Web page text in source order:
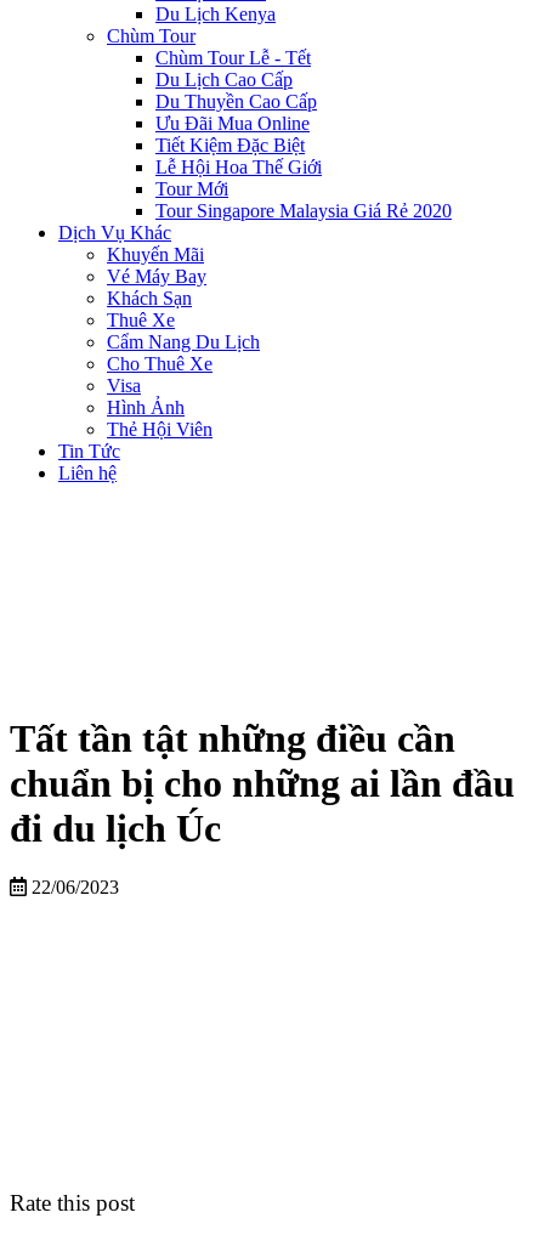
Du Lịch Kenya
Chùm Tour
Chùm Tour Lễ - Tết
Du Lịch Cao Cấp
Du Thuyền Cao Cấp
Ưu Đãi Mua Online
Tiết Kiệm Đặc Biệt
Lễ Hội Hoa Thế Giới
Tour Mới
Tour Singapore Malaysia Giá Rẻ 2020
Dịch Vụ Khác
Khuyến Mãi
Vé Máy Bay
Khách Sạn
Thuê Xe
Cẩm Nang Du Lịch
Cho Thuê Xe
Visa
Hình Ảnh
Thẻ Hội Viên
Tin Tức
Liên hệ
Tất tần tật những điều cần
chuẩn bị cho những ai lần đầu
đi du lịch Úc
22/06/2023
Rate this post